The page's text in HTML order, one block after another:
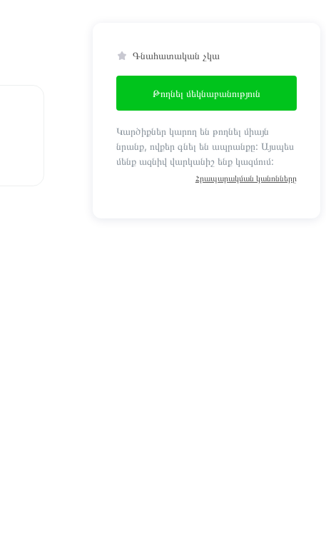
Գնահատական չկա
Թողնել մեկնաբանություն
Կարծիքներ կարող են թողնել միայն
նրանք, ովքեր գնել են ապրանքը: Այսպես
մենք ազնիվ վարկանիշ ենք կազմում:
Հրապարակման կանոնները